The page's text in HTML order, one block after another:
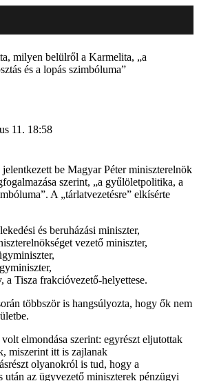
milyen belülről a Karmelita, „a
és a lopás szimbóluma”
11. 18:58
be Magyar Péter miniszterelnök
szerint, „a gyűlöletpolitika, a
A „tárlatvezetésre” elkísérte
és beruházási miniszter,
vezető miniszter,
a Tisza frakcióvezető-helyettese.
többször is hangsúlyozta, hogy ők nem
elmondása szerint: egyrészt eljutottak
miszerint itt is zajlanak
olyanokról is tud, hogy a
után az ügyvezető miniszterek pénzügyi